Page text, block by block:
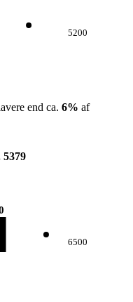
5200
end ca. 6% af
6500